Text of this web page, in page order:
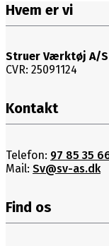
Hvem er vi
Struer Værktøj A/S
CVR: 25091124
Kontakt
Telefon: 97 85 35
Mail: Sv@sv-as.dk
Find os